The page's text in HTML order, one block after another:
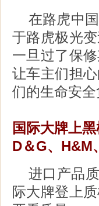
在路虎中
于路虎极光
一旦过了保
让车主们担
们的生命安全
国际大牌上黑
D＆G、H&M
进口产品
际大牌登上